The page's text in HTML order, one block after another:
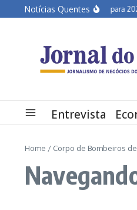
Ir para o conteúdo
Notícias Quentes
Semiárido em alerta para 2027
Entrevista
Home / Corpo de Bombeiros de